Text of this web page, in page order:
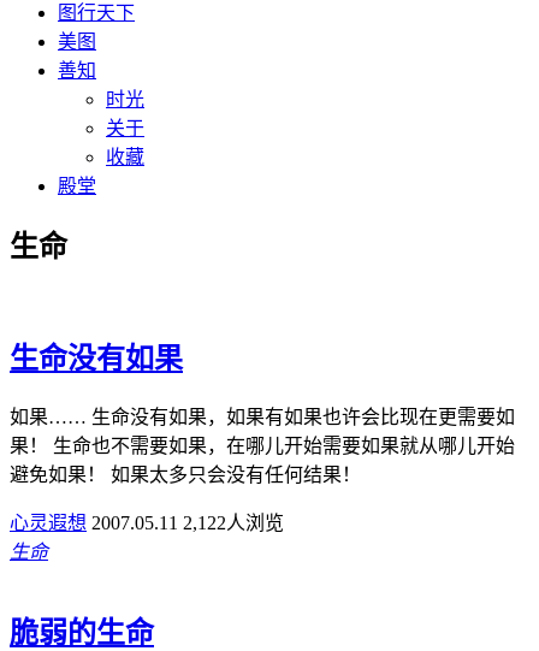
图行天下
美图
善知
时光
关于
收藏
殿堂
生命
生命没有如果
如果…… 生命没有如果，如果有如果也许会比现在更需要如
果！ 生命也不需要如果，在哪儿开始需要如果就从哪儿开始
避免如果！ 如果太多只会没有任何结果！
心灵遐想 2007.05.11 2,122人浏览
生命
脆弱的生命